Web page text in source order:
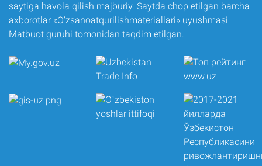
saytiga havola qilish majburiy. Saytda chop etilgan barcha
axborotlar «O‘zsanoatqurilishmateriallari» uyushmasi
Matbuot guruhi tomonidan taqdim etilgan.